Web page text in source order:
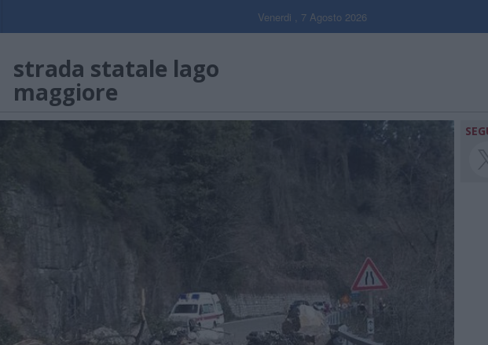
Venerdi , 7 Agosto 2026
strada statale lago
maggiore